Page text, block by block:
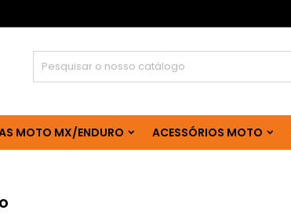
MOTO MX/ENDURO ACESSÓRIOS MOTO